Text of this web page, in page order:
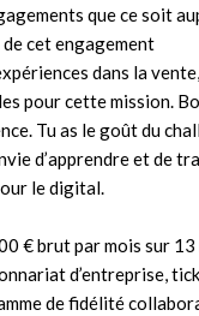
que ce soit
cet engagement
dans la
pour cette mission.
Tu as le goût du
d’apprendre et de
le digital.
€ brut par mois sur
d’entreprise,
de fidélité